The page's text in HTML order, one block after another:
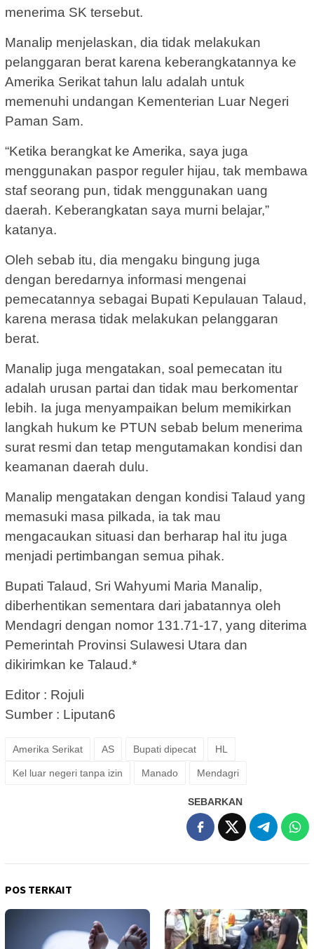
menerima SK tersebut.
Manalip menjelaskan, dia tidak melakukan
pelanggaran berat karena keberangkatannya ke
Amerika Serikat tahun lalu adalah untuk
memenuhi undangan Kementerian Luar Negeri
Paman Sam.
“Ketika berangkat ke Amerika, saya juga
menggunakan paspor reguler hijau, tak membawa
staf seorang pun, tidak menggunakan uang
daerah. Keberangkatan saya murni belajar,”
katanya.
Oleh sebab itu, dia mengaku bingung juga
dengan beredarnya informasi mengenai
pemecatannya sebagai Bupati Kepulauan Talaud,
karena merasa tidak melakukan pelanggaran
berat.
Manalip juga mengatakan, soal pemecatan itu
adalah urusan partai dan tidak mau berkomentar
lebih. Ia juga menyampaikan belum memikirkan
langkah hukum ke PTUN sebab belum menerima
surat resmi dan tetap mengutamakan kondisi dan
keamanan daerah dulu.
Manalip mengatakan dengan kondisi Talaud yang
memasuki masa pilkada, ia tak mau
mengacaukan situasi dan berharap hal itu juga
menjadi pertimbangan semua pihak.
Bupati Talaud, Sri Wahyumi Maria Manalip,
diberhentikan sementara dari jabatannya oleh
Mendagri dengan nomor 131.71-17, yang diterima
Pemerintah Provinsi Sulawesi Utara dan
dikirimkan ke Talaud.*
Editor : Rojuli
Sumber : Liputan6
Amerika Serikat AS Bupati dipecat HL
Kel luar negeri tanpa izin Manado Mendagri
SEBARKAN
POS TERKAIT